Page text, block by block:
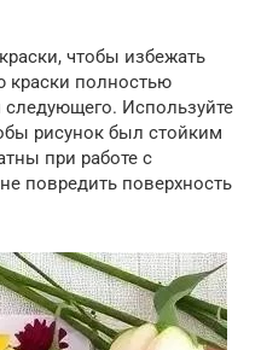
чтобы избежать
краски полностью
Используйте
рисунок был стойким
при работе с
повредить поверхность